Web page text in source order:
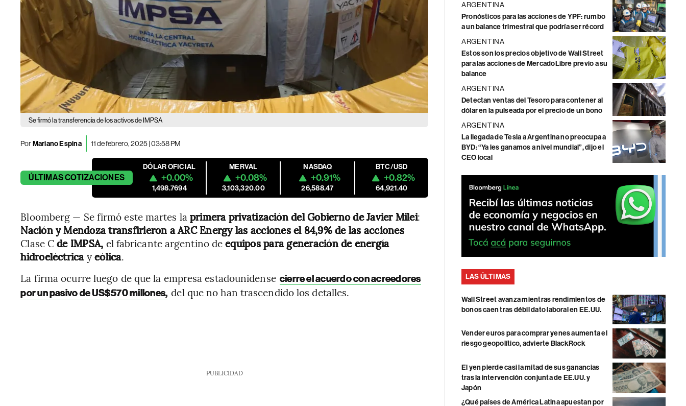
Se firmó la transferencia de los activos de IMPSA
PorMariano Espina 11 de febrero, 2025 | 03:58 PM
ÚLTIMASCOTIZACIONES
DÓLAR OFICIAL
+0.00%
1,498.7694
MERVAL
+0.08%
3,103,320.00
NASDAQ
+0.91%
26,588.47
BTC/USD
+0.82%
64,921.40
Bloomberg — Se firmó este martes la primera privatización del Gobierno de Javier Milei:
Nación y Mendoza transfirieron a ARC Energy las acciones el 84,9% de las acciones
Clase Cde IMPSA, el fabricante argentino deequipos para generación de energía
hidroeléctricayeólica.
La firma ocurre luego de que la empresa estadounidense cierre el acuerdo con acreedores
por un pasivo de US$570 millones, del que no han trascendido los detalles.
PUBLICIDAD
ARGENTINA
Pronósticos para las acciones de YPF: rumbo
a un balance trimestral que podría ser récord
ARGENTINA
Estos son los precios objetivo de Wall Street
para las acciones de MercadoLibre previo a su
balance
ARGENTINA
Detectan ventas del Tesoro para contener al
dólar en la pulseada por el precio de un bono
ARGENTINA
La llegada de Tesla a Argentina no preocupa a
BYD: “Ya les ganamos a nivel mundial”, dijo el
CEO local
LAS ÚLTIMAS
Wall Street avanza mientras rendimientos de
bonos caen tras débil dato laboral en EE.UU.
Vender euros para comprar yenes aumenta el
riesgo geopolítico, advierte BlackRock
El yen pierde casi la mitad de sus ganancias
tras la intervención conjunta de EE.UU. y
Japón
¿Qué países de América Latina apuestan por